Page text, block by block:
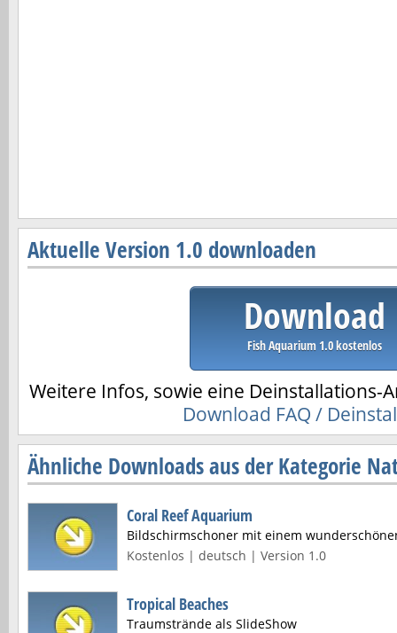
Aktuelle Version 1.0 downloaden
Download
Fish Aquarium 1.0 kostenlos
Weitere Infos, sowie eine Deinstallations-
Download FAQ /
Ähnliche Downloads aus der Kategorie
Coral Reef Aquarium
Bildschirmschoner mit einem
Kostenlos | deutsch | Version 1.0
Tropical Beaches
Traumstrände als SlideShow